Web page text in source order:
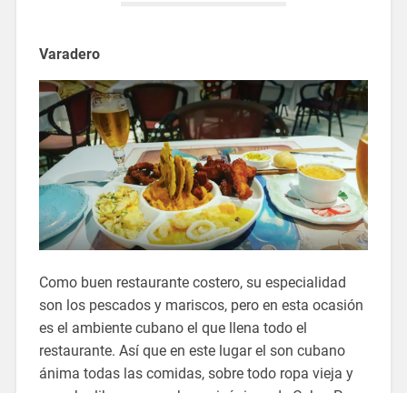
Varadero
Como buen restaurante costero, su especialidad
son los pescados y mariscos, pero en esta ocasión
es el ambiente cubano el que llena todo el
restaurante. Así que en este lugar el son cubano
ánima todas las comidas, sobre todo ropa vieja y